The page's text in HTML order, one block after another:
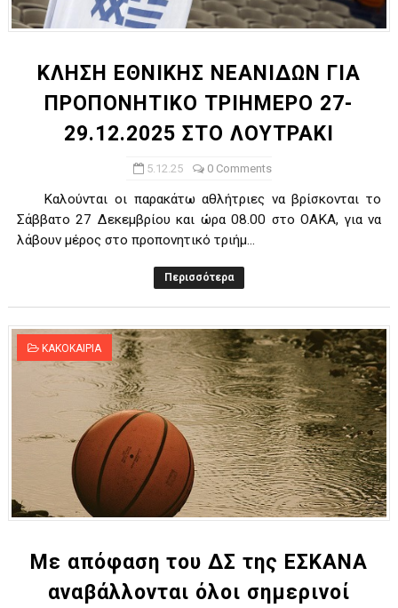
ΧΡΟΝΙΑ ΠΟΛΛΑ ΣΤΟ ΕΛΛΗΝΙΚΟ ΜΠΑΣΚΕΤ : 39Η ΕΠΕΤΕΙΟΣ ΑΠΟ
Ο δρόμος για τον 29ο τελικό κυπέλλου ανδρών ΕΣΚΑΝΑ
U21: Τεράστια πρόκριση για τον Πανελευσινιακό στον
Γ΄ανδρών play offs : "Σκληρό" καρύδι η Φιλία Περάματος
ΚΛΗΣΗ ΕΘΝΙΚΗΣ ΝΕΑΝΙΔΩΝ ΓΙΑ
ΠΡΟΠΟΝΗΤΙΚΟ ΤΡΙΗΜΕΡΟ 27-
29.12.2025 ΣΤΟ ΛΟΥΤΡΑΚΙ
5.12.25 0 Comments
Καλούνται οι παρακάτω αθλήτριες να βρίσκονται τo
Σάββατο 27 Δεκεμβρίου και ώρα 08.00 στο ΟΑΚΑ, για να
λάβουν μέρος στο προπονητικό τριήμ...
Περισσότερα
ΚΑΚΟΚΑΙΡΙΑ
Με απόφαση του ΔΣ της ΕΣΚΑΝΑ
αναβάλλονται όλοι σημερινοί